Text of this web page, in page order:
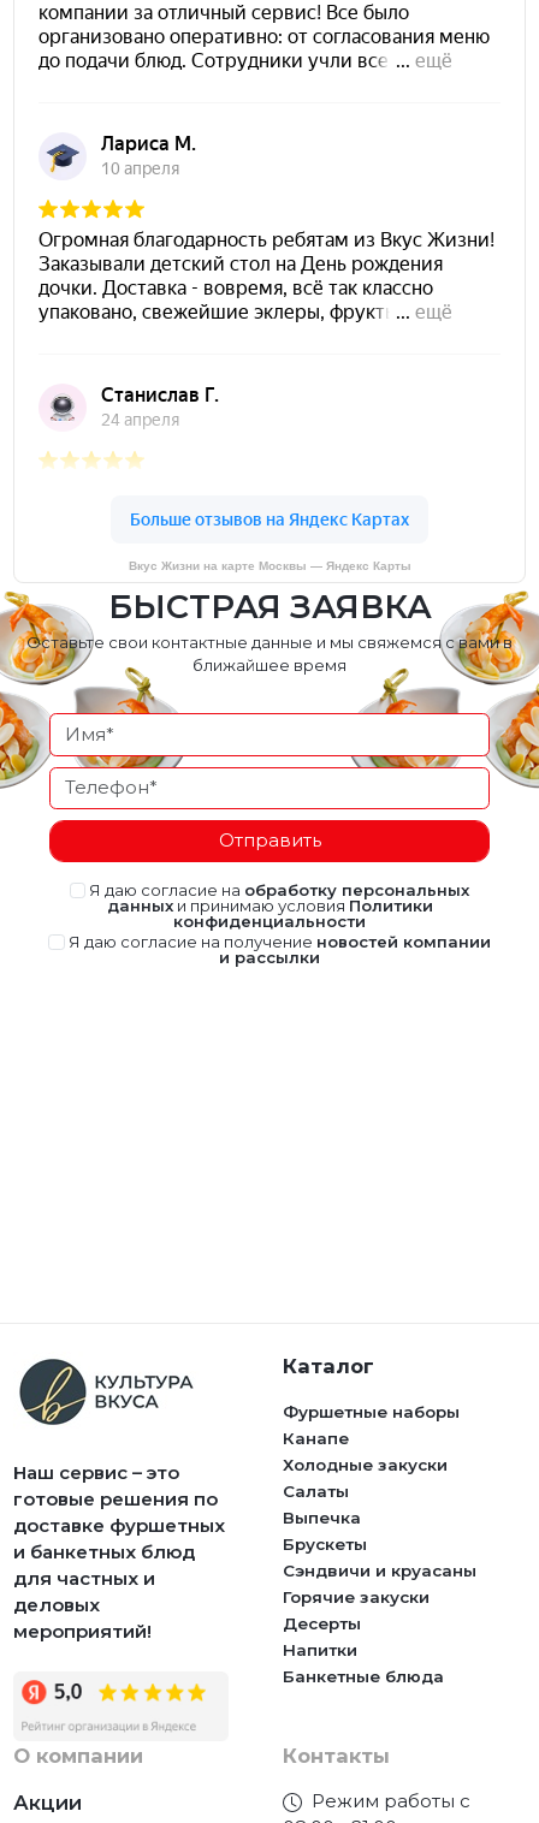
Вкус Жизни на карте Москвы — Яндекс Карты
БЫСТРАЯ ЗАЯВКА
Оставьте свои контактные данные и мы свяжемся с вами в
ближайшее время
Отправить
Я даю согласие на обработку персональных
данныхи принимаю условия Политики
конфиденциальности
Я даю согласие на получение новостей компании
и рассылки
Наш сервис – это
готовые решения по
доставке фуршетных
и банкетных блюд
для частных и
деловых
мероприятий!
Каталог
Фуршетные наборы
Канапе
Холодные закуски
Салаты
Выпечка
Брускеты
Сэндвичи и круасаны
Горячие закуски
Десерты
Напитки
Банкетные блюда
О компании
Акции
Контакты
Режим работы с